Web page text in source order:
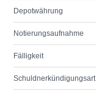
Depotwährung
Notierungsaufnahme
Fälligkeit
Schuldnerkündigungsart